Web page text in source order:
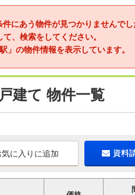
にあう物件が見つかりませんでし
、検索をしてください。
」の物件情報を表示しています。
建て 物件一覧
気に入りに追加 資料